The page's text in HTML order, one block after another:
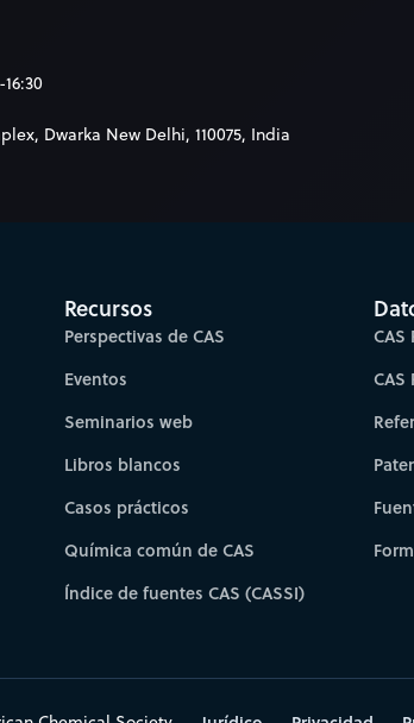
Dwarka New Delhi, 110075, India
Recursos
Perspectivas de CAS
Eventos
Seminarios web
Libros blancos
Casos prácticos
Química común de CAS
Índice de fuentes CAS (CASSI)
CAS
CAS